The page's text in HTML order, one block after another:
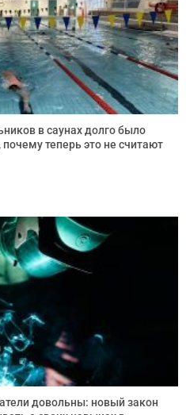
в саунах долго было
теперь это не считают
довольны: новый закон